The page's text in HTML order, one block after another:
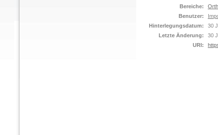
Bereiche:
Benutzer:
Hinterlegungsdatum:
30
Letzte Änderung:
30
URI: